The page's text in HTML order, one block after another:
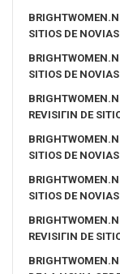
SITIOS DE NOVIAS
SITIOS DE NOVIAS
REVISIГІN DE
SITIOS DE NOVIAS
SITIOS DE NOVIAS
REVISIГІN DE